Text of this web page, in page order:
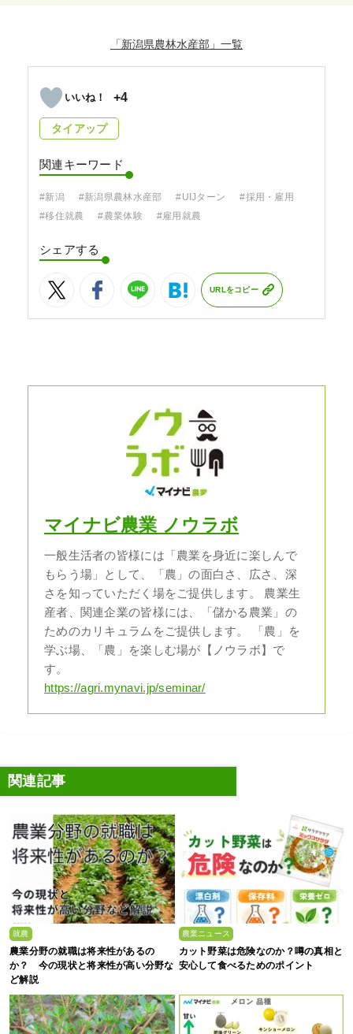
「新潟県農林水産部」
+4
タイアップ
関連キーワード
#新潟 #新潟県農林水産部 #UIJターン
#採用・雇用
#移住就農
#農業体験 #雇用就農
シェアする
URLをコピー
マイナビ農業 ノウラボ
一般生活者の皆様には「農業を身近に楽しんで
もらう場」として、「農」の面白さ、広さ、深
さを知っていただく場をご提供します。 農業生
産者、関連企業の皆様には、「儲かる農業」の
ためのカリキュラムをご提供します。 「農」を
学ぶ場、「農」を楽しむ場が【ノウラボ】で
す。
https://agri.mynavi.jp/seminar/
関連記事
就農
農業分野の就職は将来性があるの
か？ 今の現状と将来性が高い分野な
ど解説
農業ニュース
カット野菜は危険なのか？噂の真相と
安心して食べるためのポイント